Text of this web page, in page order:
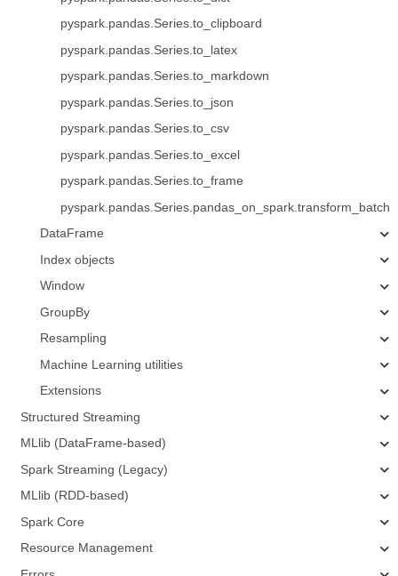
pyspark.pandas.Series.to_clipboard
pyspark.pandas.Series.to_latex
pyspark.pandas.Series.to_markdown
pyspark.pandas.Series.to_json
pyspark.pandas.Series.to_csv
pyspark.pandas.Series.to_excel
pyspark.pandas.Series.to_frame
pyspark.pandas.Series.pandas_on_spark.transform_batch
DataFrame
Index objects
Window
GroupBy
Resampling
Machine Learning utilities
Extensions
Structured Streaming
MLlib (DataFrame-based)
Spark Streaming (Legacy)
MLlib (RDD-based)
Spark Core
Resource Management